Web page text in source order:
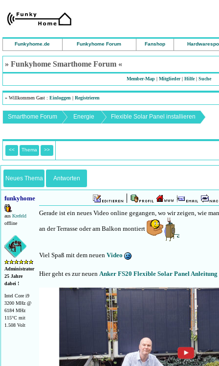
Funkyhome.de Funkyhome Forum Fanshop
» Funkyhome Smarthome Forum «
Member-Map| Mitglieder| Hilfe| Suche
» Willkommen Gast : Einloggen | Registrieren
Smarthome Forum Energie Flexible Solar Panel installieren
<< Thema >>
Neues Thema Antworten
funkyhome
aus Krefeld
offline
Administrator
25 Jahre
dabei !
Intel Core i9
3200 MHz @
6184 MHz
115°C mit
1.508 Volt
Gerade ist ein neues Video online gegangen, wo wir zeigen, wie
an der Terrasse oder am Balkon montiert
Viel Spaß mit dem neuen Video
Hier geht es zur neuen Anker FS20 Flexible Solar Panel Anleitung